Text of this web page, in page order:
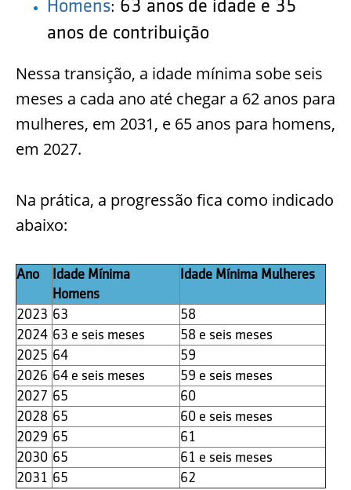
Homens: 63 anos de idade e 35
anos de contribuição
Nessa transição, a idade mínima sobe seis
meses a cada ano até chegar a 62 anos para
mulheres, em 2031, e 65 anos para homens,
em 2027.
Na prática, a progressão fica como indicado
abaixo:
Ano
Idade Mínima
Homens
Idade Mínima Mulheres
2023 63
58
2024 63 e seis meses
58 e seis meses
2025 64
59
2026 64 e seis meses
59 e seis meses
2027 65
60
2028 65
60 e seis meses
2029 65
61
2030 65
61 e seis meses
2031 65 62